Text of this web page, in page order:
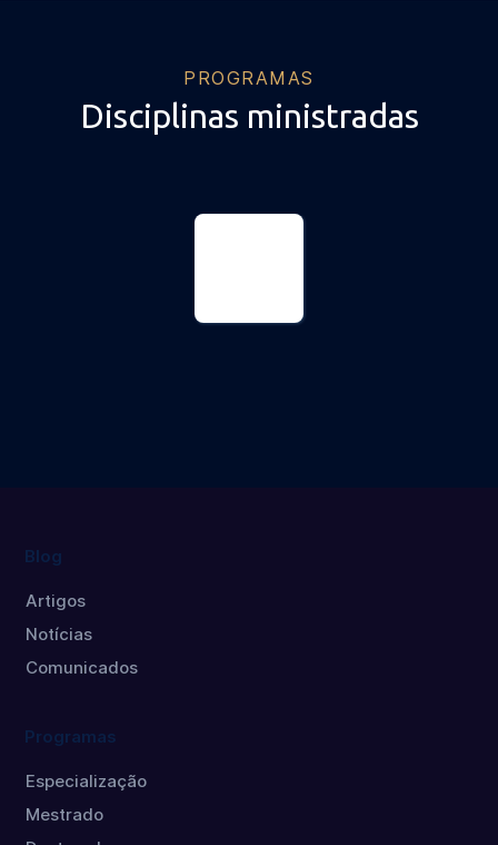
PROGRAMAS
Disciplinas ministradas
Blog
Artigos
Notícias
Comunicados
Programas
Especialização
Mestrado